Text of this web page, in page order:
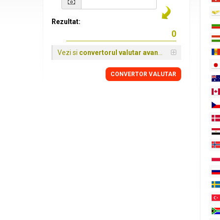
Rezultat:
Vezi si convertorul valutar avansat
CONVERTOR VALUTAR